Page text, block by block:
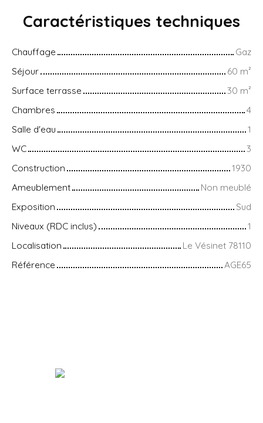
Caractéristiques techniques
Chauffage
Gaz
Séjour
60 m²
Surface terrasse
30 m²
Chambres
4
Salle d'eau
1
WC
3
Construction
1930
Ameublement
Non meublé
Exposition
Sud
Niveaux (RDC inclus)
1
Localisation
Le Vésinet 78110
Référence
AGE65